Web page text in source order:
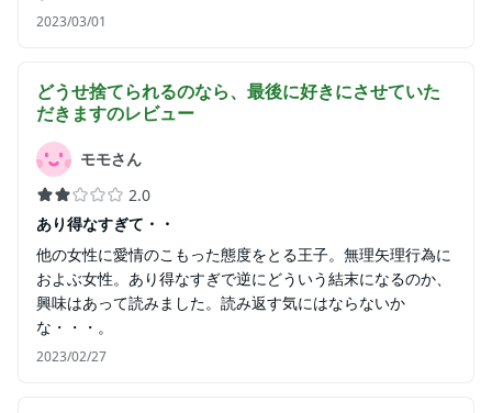
2023/03/01
どうせ捨てられるのなら、最後に好きにさせていた
だきますのレビュー
モモさん
2.0
あり得なすぎて・・
他の女性に愛情のこもった態度をとる王子。無理矢理行為に
およぶ女性。あり得なすぎで逆にどういう結末になるのか、
興味はあって読みました。読み返す気にはならないか
な・・・。
2023/02/27